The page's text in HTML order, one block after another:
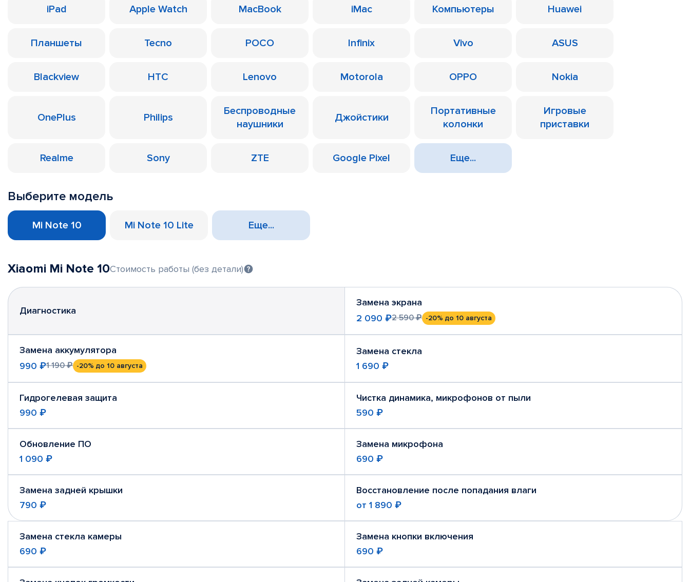
iPad Apple Watch MacBook iMac Компьютеры Huawei
Планшеты Tecno POCO Infinix Vivo ASUS
Blackview HTC Lenovo Motorola OPPO Nokia
OnePlus Philips
Беспроводные
наушники
Джойстики
Портативные
колонки
Игровые
приставки
Realme Sony ZTE Google Pixel Еще...
Выберите модель
Mi Note 10 Mi Note 10 Lite Еще...
Xiaomi Mi Note 10Стоимость работы (без детали)
Диагностика
Замена экрана
2 090 ₽2 590 ₽ -20% до 10 августа
Замена аккумулятора
990 ₽1 190 ₽ -20% до 10 августа
Замена стекла
1 690 ₽
Гидрогелевая защита
990 ₽
Чистка динамика, микрофонов от пыли
590 ₽
Обновление ПО
1 090 ₽
Замена микрофона
690 ₽
Замена задней крышки
790 ₽
Восстановление после попадания влаги
от 1 890 ₽
Замена стекла камеры
690 ₽
Замена кнопки включения
690 ₽